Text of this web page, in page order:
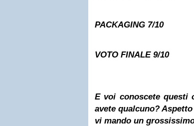
PACKAGING 7/10
VOTO FINALE 9/10
E voi conoscete questi
avete qualcuno?
vi mando un